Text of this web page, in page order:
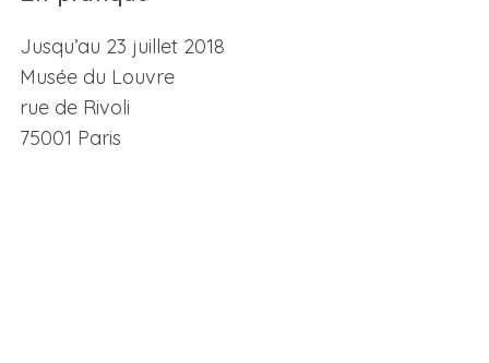
Jusqu’au 23 juillet 2018
Musée du Louvre
rue de Rivoli
75001 Paris